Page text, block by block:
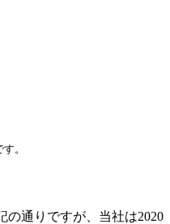
。
の通りですが、当社は2020